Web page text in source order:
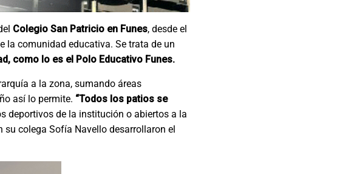
Colegio San Patricio en Funes, desde el
la comunidad educativa. Se trata de un
como lo es el Polo Educativo Funes.
a la zona, sumando áreas
así lo permite. “Todos los patios se
deportivos de la institución o abiertos a la
colega Sofía Navello desarrollaron el